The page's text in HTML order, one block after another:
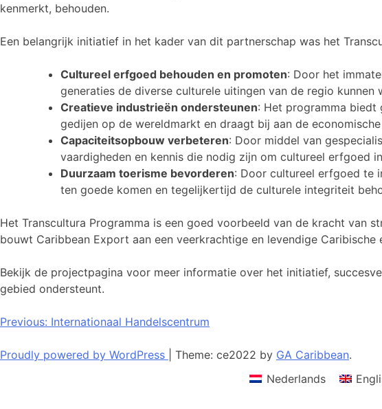
kenmerkt, behouden.
Een belangrijk initiatief in het kader van dit partnerschap was het
Cultureel erfgoed behouden en promoten: Door het
generaties de diverse culturele uitingen van de regio kunnen
Creatieve industrieën ondersteunen: Het programma biedt
gedijen op de wereldmarkt en draagt bij aan de
Capaciteitsopbouw verbeteren: Door middel van
vaardigheden en kennis die nodig zijn om cultureel erfgoed
Duurzaam toerisme bevorderen: Door cultureel erfgoed te
ten goede komen en tegelijkertijd de culturele integriteit
Het Transcultura Programma is een goed voorbeeld van de kracht van
bouwt Caribbean Export aan een veerkrachtige en levendige
Bekijk de projectpagina voor meer informatie over het initiatief,
gebied ondersteunt.
Bericht
navigatie
Previous: Internationaal Handelscentrum
Proudly powered by WordPress Theme: ce2022 by GA Caribbean.
Nederlands